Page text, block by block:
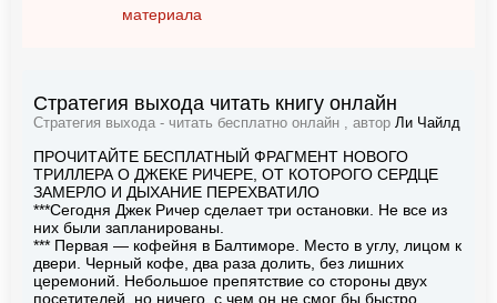
материала
Стратегия выхода читать книгу онлайн
Стратегия выхода - читать бесплатно онлайн , автор Ли Чайлд
ПРОЧИТАЙТЕ БЕСПЛАТНЫЙ ФРАГМЕНТ НОВОГО
ТРИЛЛЕРА О ДЖЕКЕ РИЧЕРЕ, ОТ КОТОРОГО СЕРДЦЕ
ЗАМЕРЛО И ДЫХАНИЕ ПЕРЕХВАТИЛО
***Сегодня Джек Ричер сделает три остановки. Не все из
них были запланированы.
*** Первая — кофейня в Балтиморе. Место в углу, лицом к
двери. Черный кофе, два раза долить, без лишних
церемоний. Небольшое препятствие со стороны двух
посетителей, но ничего, с чем он не смог бы быстро